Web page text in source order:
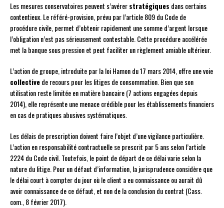
Les mesures conservatoires peuvent s’avérerstratégiques dans certains
contentieux. Le référé-provision, prévu par l’article 809 du Code de
procédure civile, permet d’obtenir rapidement une somme d’argent lorsque
l’obligation n’est pas sérieusement contestable. Cette procédure accélérée
met la banque sous pression et peut faciliter un règlement amiable ultérieur.
L’action de groupe, introduite par la loi Hamon du 17 mars 2014, offre une voie
collectivede recours pour les litiges de consommation. Bien que son
utilisation reste limitée en matière bancaire (7 actions engagées depuis
2014), elle représente une menace crédible pour les établissements financiers
en cas de pratiques abusives systématiques.
Les délais de prescription doivent faire l’objet d’une vigilance particulière.
L’action en responsabilité contractuelle se prescrit par 5 ans selon l’article
2224 du Code civil. Toutefois, le point de départ de ce délai varie selon la
nature du litige. Pour un défaut d’information, la jurisprudence considère que
le délai court à compter du jour où le client a eu connaissance ou aurait dû
avoir connaissance de ce défaut, et non de la conclusion du contrat (Cass.
com., 8 février 2017).